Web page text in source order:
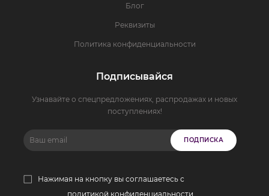
Блог
Реквизиты
Политика конфиденциальности
Подписывайся
Узнавайте о спецпредложениях, распродажах и новых
поступлениях!
ПОДПИСКА
Нажимая на кнопку вы соглашаетесь с
политикой конфиденциальности